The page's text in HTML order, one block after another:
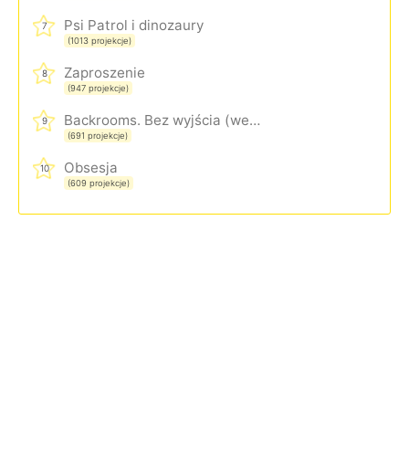
7 Psi Patrol i dinozaury
(1013 projekcje)
8 Zaproszenie
(947 projekcje)
9 Backrooms. Bez wyjścia (wersja rozszerzona)
(691 projekcje)
10 Obsesja
(609 projekcje)